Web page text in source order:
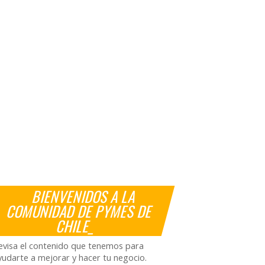
BIENVENIDOS A LA
COMUNIDAD DE PYMES DE
CHILE_
el contenido que tenemos para
a mejorar y hacer tu negocio.